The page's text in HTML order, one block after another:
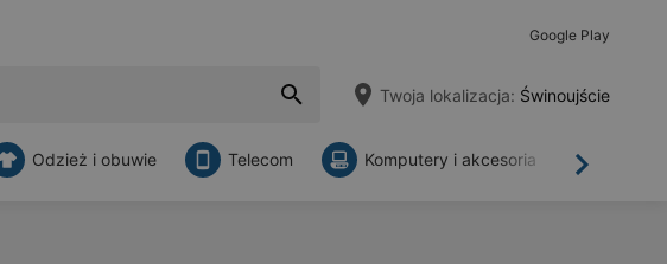
Google Play
Twoja lokalizacja: Świnoujście
Dalej
Odzież i obuwie Telecom Komputery i akcesoria